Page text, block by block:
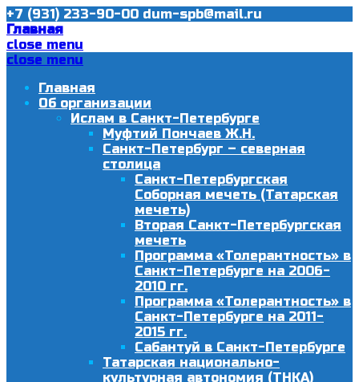
+7 (931) 233-90-00 dum-spb@mail.ru
Главная
close menu
close menu
Главная
Об организации
Ислам в Санкт-Петербурге
Муфтий Пончаев Ж.Н.
Санкт-Петербург – северная
столица
Санкт-Петербургская
Соборная мечеть (Татарская
мечеть)
Вторая Санкт-Петербургская
мечеть
Программа «Толерантность» в
Санкт-Петербурге на 2006-
2010 гг.
Программа «Толерантность» в
Санкт-Петербурге на 2011-
2015 гг.
Сабантуй в Санкт-Петербурге
Татарская национально-
культурная автономия (ТНКА)